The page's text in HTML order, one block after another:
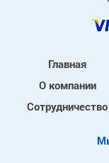
Главная
О компании
Сотрудничество